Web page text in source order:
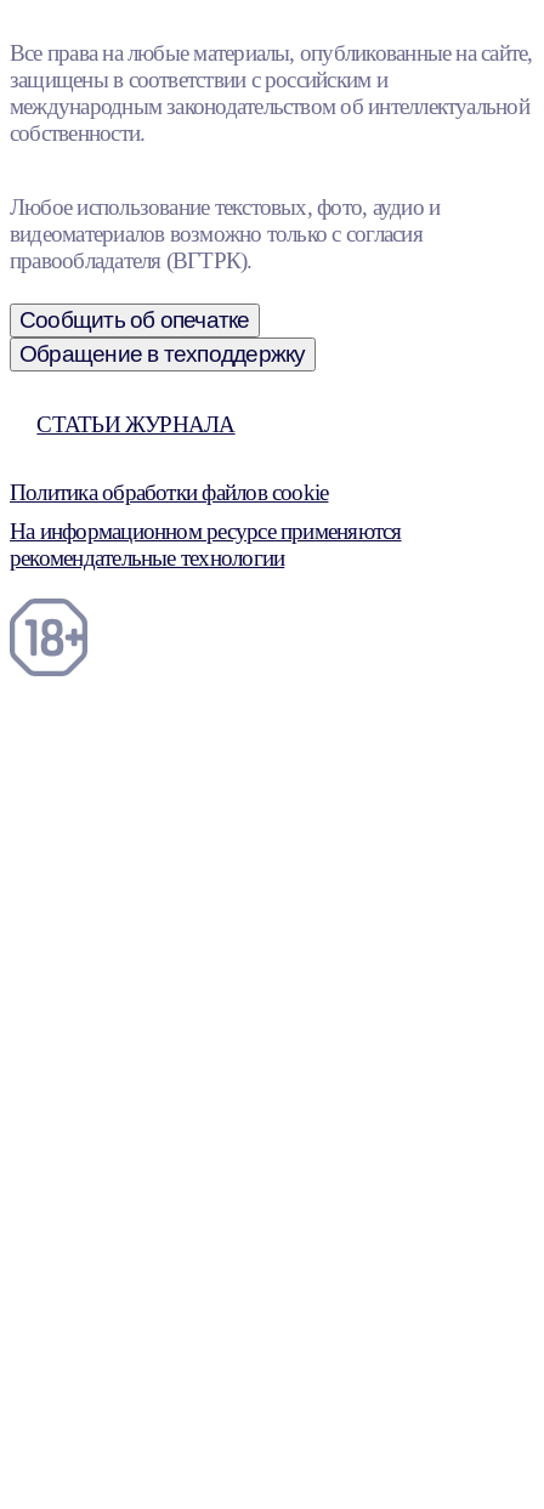
Все права на любые материалы, опубликованные на сайте,
защищены в соответствии с российским и
международным законодательством об интеллектуальной
собственности.
Любое использование текстовых, фото, аудио и
видеоматериалов возможно только с согласия
правообладателя (ВГТРК).
Сообщить об опечатке
Обращение в техподдержку
СТАТЬИ ЖУРНАЛА
Политика обработки файлов cookie
На информационном ресурсе применяются
рекомендательные технологии